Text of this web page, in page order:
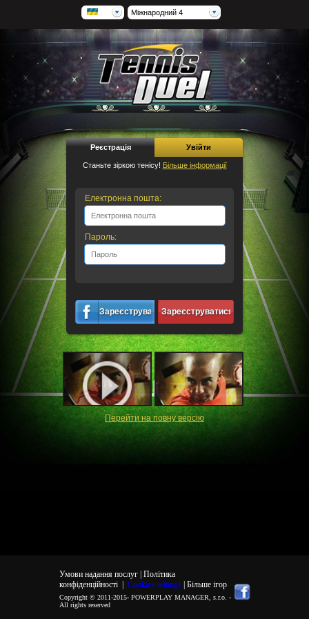
Міжнародний 4
Реєстрація Увійти
Станьте зіркою тенісу! Більше інформації
Електронна пошта:
Пароль:
ЗареєструватисяЗареєструватися
Перейти на повну версiю
Умови надання послуг | Політика
конфіденційності| Cookies settings | Більше ігор
Copyright © 2011-2015- POWERPLAY MANAGER, s.r.o. -
All rights reserved